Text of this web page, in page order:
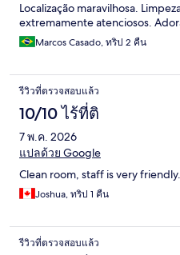
Localização maravilhosa.
extremamente atenciosos.
Marcos Casado, ทริป 2 คืน
รีวิวที่ตรวจสอบแล้ว
10/10 ไร้ที่ติ
7 พ.ค. 2026
แปลด้วย Google
Clean room, staff is very
Joshua, ทริป 1 คืน
รีวิวที่ตรวจสอบแล้ว